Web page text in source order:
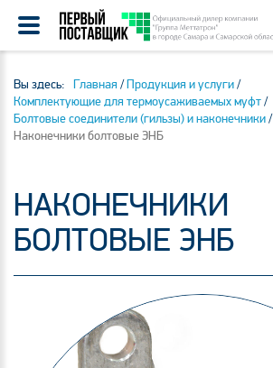
Вы здесь: Главная /Продукция и услуги/
Комплектующие для термоусаживаемых муфт/
Болтовые соединители (гильзы) и наконечники/
Наконечники болтовые ЭНБ
НАКОНЕЧНИКИ
БОЛТОВЫЕ ЭНБ